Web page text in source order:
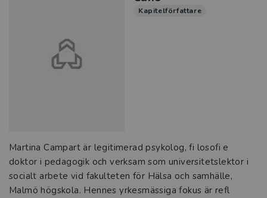
Kapitelförfattare
Martina Campart är legitimerad psykolog, fi losofi e
doktor i pedagogik och verksam som universitetslektor i
socialt arbete vid fakulteten för Hälsa och samhälle,
Malmö högskola. Hennes yrkesmässiga fokus är refl